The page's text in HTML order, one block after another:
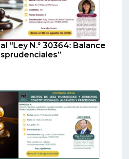
“Ley N.º 30364: Balance